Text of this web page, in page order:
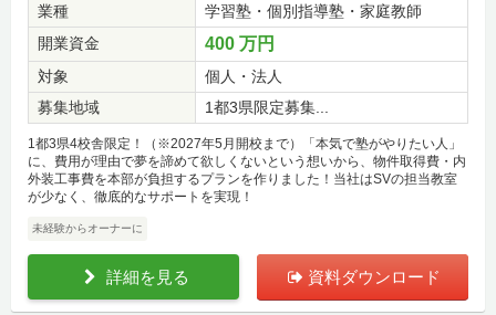
業種
学習塾・個別指導塾・家庭教師
開業資金
400 万円
対象
個人・法人
募集地域
1都3県限定募集...
1都3県4校舎限定！（※2027年5月開校まで）「本気で塾がやりたい人」
に、費用が理由で夢を諦めて欲しくないという想いから、物件取得費・内
外装工事費を本部が負担するプランを作りました！当社はSVの担当教室
が少なく、徹底的なサポートを実現！
未経験からオーナーに
詳細を見る 資料ダウンロード